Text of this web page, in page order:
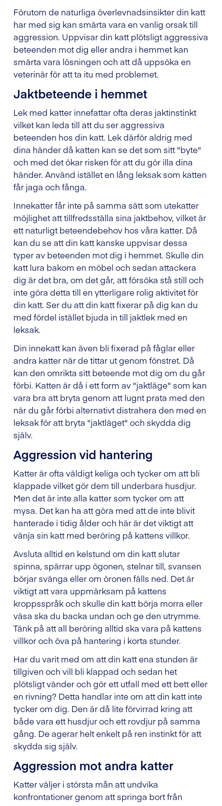
Förutom de naturliga överlevnadsinsikter din katt
har med sig kan smärta vara en vanlig orsak till
aggression. Uppvisar din katt plötsligt aggressiva
beteenden mot dig eller andra i hemmet kan
smärta vara lösningen och att då uppsöka en
veterinär för att ta itu med problemet.
Jaktbeteende i hemmet
Lek med katter innefattar ofta deras jaktinstinkt
vilket kan leda till att du ser aggressiva
beteenden hos din katt. Lek därför aldrig med
dina händer då katten kan se det som sitt "byte"
och med det ökar risken för att du gör illa dina
händer. Använd istället en lång leksak som katten
får jaga och fånga.
Innekatter får inte på samma sätt som utekatter
möjlighet att tillfredsställa sina jaktbehov, vilket är
ett naturligt beteendebehov hos våra katter. Då
kan du se att din katt kanske uppvisar dessa
typer av beteenden mot dig i hemmet. Skulle din
katt lura bakom en möbel och sedan attackera
dig är det bra, om det går, att försöka stå still och
inte göra detta till en ytterligare rolig aktivitet för
din katt. Ser du att din katt fixerar på dig kan du
med fördel istället bjuda in till jaktlek med en
leksak.
Din innekatt kan även bli fixerad på fåglar eller
andra katter när de tittar ut genom fönstret. Då
kan den omrikta sitt beteende mot dig om du går
förbi. Katten är då i ett form av "jaktläge" som kan
vara bra att bryta genom att lugnt prata med den
när du går förbi alternativt distrahera den med en
leksak för att bryta "jaktläget" och skydda dig
själv.
Aggression vid hantering
Katter är ofta väldigt keliga och tycker om att bli
klappade vilket gör dem till underbara husdjur.
Men det är inte alla katter som tycker om att
mysa. Det kan ha att göra med att de inte blivit
hanterade i tidig ålder och här är det viktigt att
vänja sin katt med beröring på kattens villkor.
Avsluta alltid en kelstund om din katt slutar
spinna, spärrar upp ögonen, stelnar till, svansen
börjar svänga eller om öronen fälls ned. Det är
viktigt att vara uppmärksam på kattens
kroppsspråk och skulle din katt börja morra eller
väsa ska du backa undan och ge den utrymme.
Tänk på att all beröring alltid ska vara på kattens
villkor och öva på hantering i korta stunder.
Har du varit med om att din katt ena stunden är
tillgiven och vill bli klappad och sedan het
plötsligt vänder och gör ett utfall med ett bett eller
en rivning? Detta handlar inte om att din katt inte
tycker om dig. Den är då lite förvirrad kring att
både vara ett husdjur och ett rovdjur på samma
gång. De agerar helt enkelt på ren instinkt för att
skydda sig själv.
Aggression mot andra katter
Katter väljer i största mån att undvika
konfrontationer genom att springa bort från